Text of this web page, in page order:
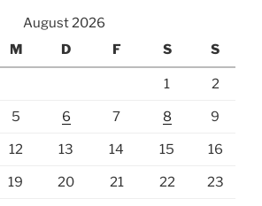
August 2026
M D F S S
1 2
5 6 7 8 9
12 13 14 15 16
19 20 21 22 23